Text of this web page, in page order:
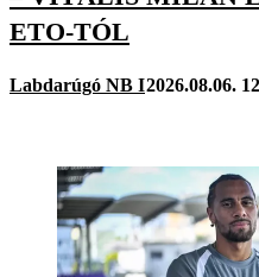
ETO-TÓL
Labdarúgó NB I2026.08.06.